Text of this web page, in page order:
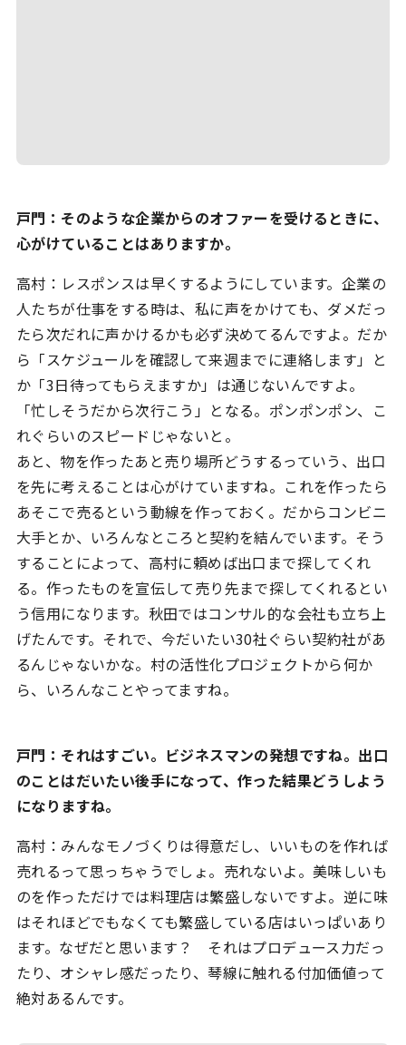
戸門：そのような企業からのオファーを受けるときに、
心がけていることはありますか。
高村：レスポンスは早くするようにしています。企業の
人たちが仕事をする時は、私に声をかけても、ダメだっ
たら次だれに声かけるかも必ず決めてるんですよ。だか
ら「スケジュールを確認して来週までに連絡します」と
か「3日待ってもらえますか」は通じないんですよ。
「忙しそうだから次行こう」となる。ポンポンポン、こ
れぐらいのスピードじゃないと。
あと、物を作ったあと売り場所どうするっていう、出口
を先に考えることは心がけていますね。これを作ったら
あそこで売るという動線を作っておく。だからコンビニ
大手とか、いろんなところと契約を結んでいます。そう
することによって、高村に頼めば出口まで探してくれ
る。作ったものを宣伝して売り先まで探してくれるとい
う信用になります。秋田ではコンサル的な会社も立ち上
げたんです。それで、今だいたい30社ぐらい契約社があ
るんじゃないかな。村の活性化プロジェクトから何か
ら、いろんなことやってますね。
戸門：それはすごい。ビジネスマンの発想ですね。出口
のことはだいたい後手になって、作った結果どうしよう
になりますね。
高村：みんなモノづくりは得意だし、いいものを作れば
売れるって思っちゃうでしょ。売れないよ。美味しいも
のを作っただけでは料理店は繁盛しないですよ。逆に味
はそれほどでもなくても繁盛している店はいっぱいあり
ます。なぜだと思います？ それはプロデュース力だっ
たり、オシャレ感だったり、琴線に触れる付加価値って
絶対あるんです。